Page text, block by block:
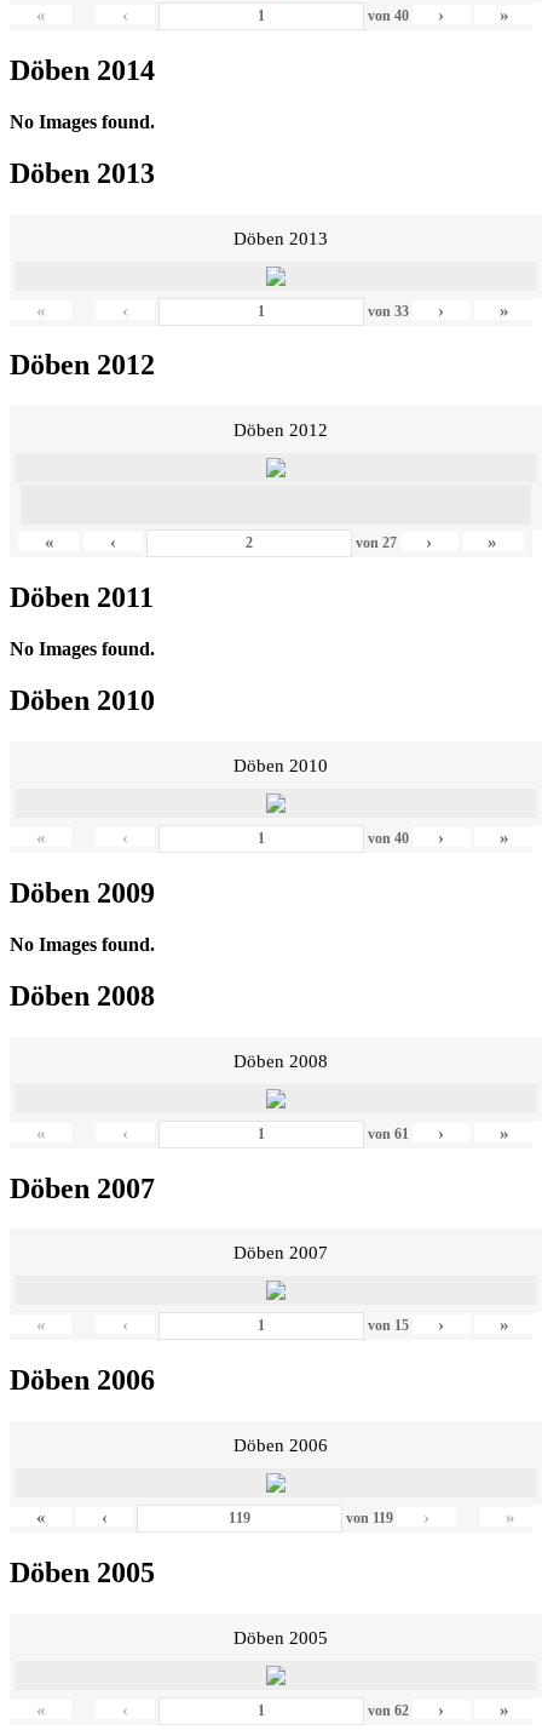
« ‹ von 40 › »
Döben 2014
No Images found.
Döben 2013
Döben 2013
« ‹ von 33 › »
Döben 2012
Döben 2012
« ‹ von 27 › »
Döben 2011
No Images found.
Döben 2010
Döben 2010
« ‹ von 40 › »
Döben 2009
No Images found.
Döben 2008
Döben 2008
« ‹ von 61 › »
Döben 2007
Döben 2007
« ‹ von 15 › »
Döben 2006
Döben 2006
« ‹ von 119 › »
Döben 2005
Döben 2005
« ‹ von 62 › »